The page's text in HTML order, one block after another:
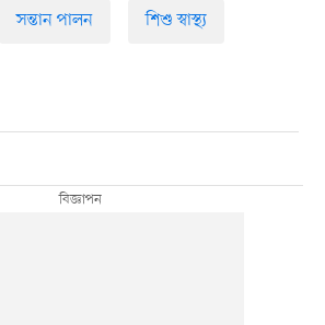
সন্তান পালন শিশু স্বাস্থ্য